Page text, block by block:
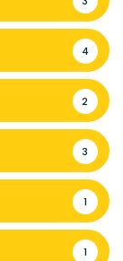
4
2
3
1
1